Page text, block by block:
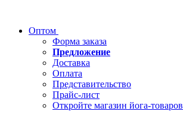
Оптом
Форма заказа
Предложение
Доставка
Оплата
Представительство
Прайс-лист
Откройте магазин йога-товаров